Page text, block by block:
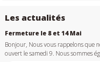
Les actualités
Fermeture le 8 et 14 Mai
Bonjour, Nous vous rappelons que
ouvert le samedi 9. Nous sommes